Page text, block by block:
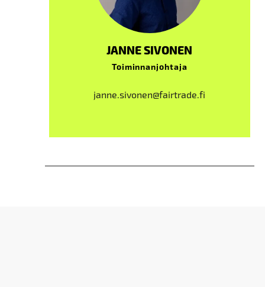
JANNE SIVONEN
Toiminnanjohtaja
janne.sivonen@fairtrade.fi